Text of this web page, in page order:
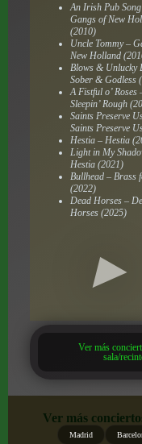
An Irish Pub
Gangs of New
(2010)
Uncle Tommy –
New Holland
Blows & Unlucky
Sober & Godless
A Fistful o’ Roses
Sleepin’ Rough
Saints Preserve
Saints Preserve
Hestia – Hestia
Light in My
Hestia (2021)
Bullhead – Brass
(2022)
Dead Horses –
Horses (2025)
Ver más
sala/
Ver más
Madrid